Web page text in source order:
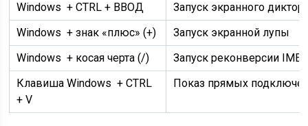
Windows + CTRL + ВВОД
Запуск экранного
Windows + знак «плюс» (+)
Запуск экранной лупы
Windows + косая черта (/)
Запуск реконверсии IME
Клавиша Windows + CTRL
+ V
Показ прямых